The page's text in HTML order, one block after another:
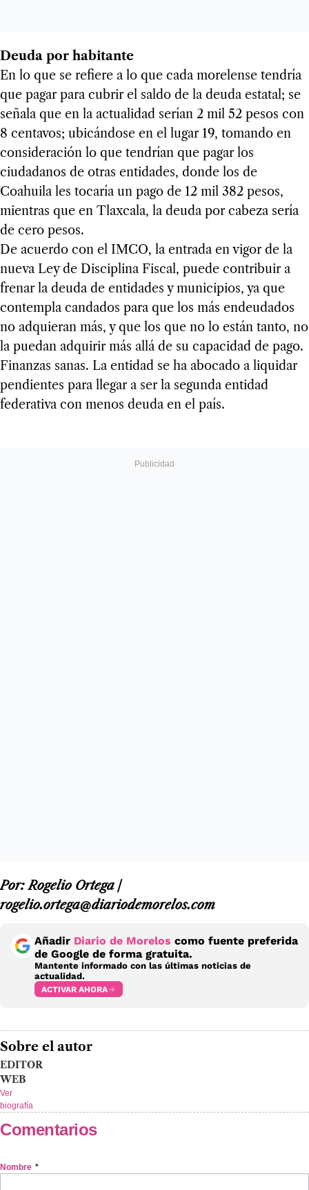
Deuda por habitante
En lo que se refiere a lo que cada morelense tendría
que pagar para cubrir el saldo de la deuda estatal; se
señala que en la actualidad serían 2 mil 52 pesos con
8 centavos; ubicándose en el lugar 19, tomando en
consideración lo que tendrían que pagar los
ciudadanos de otras entidades, donde los de
Coahuila les tocaría un pago de 12 mil 382 pesos,
mientras que en Tlaxcala, la deuda por cabeza sería
de cero pesos.
De acuerdo con el IMCO, la entrada en vigor de la
nueva Ley de Disciplina Fiscal, puede contribuir a
frenar la deuda de entidades y municipios, ya que
contempla candados para que los más endeudados
no adquieran más, y que los que no lo están tanto, no
la puedan adquirir más allá de su capacidad de pago.
Finanzas sanas. La entidad se ha abocado a liquidar
pendientes para llegar a ser la segunda entidad
federativa con menos deuda en el país.
Por: Rogelio Ortega /
rogelio.ortega@diariodemorelos.com
Añadir Diario de Morelos como fuente preferida
de Google de forma gratuita.
Mantente informado con las últimas noticias de
actualidad.
ACTIVAR AHORA
Sobre el autor
EDITOR
WEB
Ver
biografía
Comentarios
Nombre *